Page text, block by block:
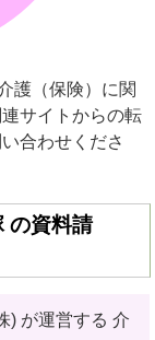
護（保険）に関
サイトからの転
合わせくださ
の資料請
) が運営する 介